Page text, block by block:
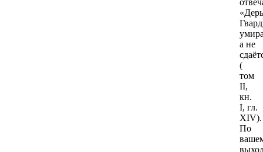
а не
(
том
II,
кн.
I, гл.
XIV).
По